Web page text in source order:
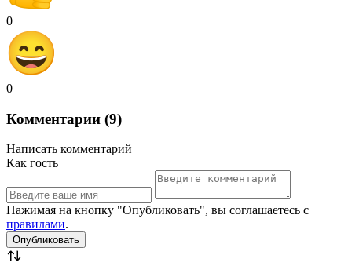
0
0
Комментарии (9)
Написать комментарий
Как гость
Нажимая на кнопку "Опубликовать", вы соглашаетесь с
правилами.